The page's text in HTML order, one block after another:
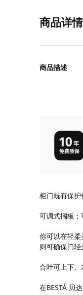
商品详情
商品描述
柜门既有保
可调式搁板；
你可以在轻
则可确保门轻
合叶可上下、
在BESTÅ 贝